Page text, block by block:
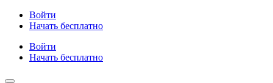
Войти
Начать бесплатно
Войти
Начать бесплатно